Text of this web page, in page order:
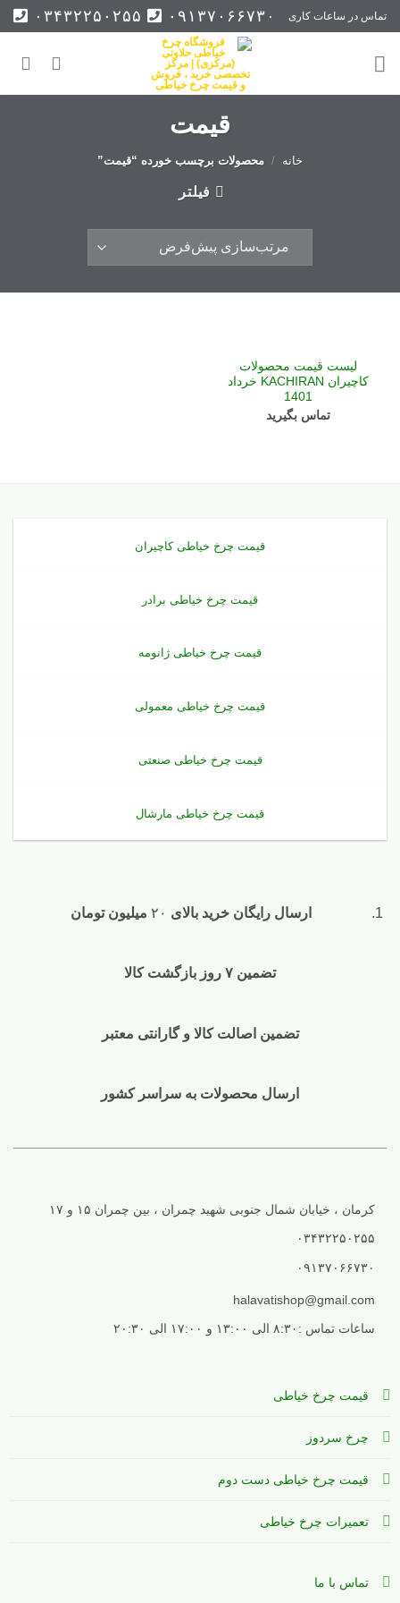
Skip
content
تماس در ساعات کاری ۰۹۱۳۷۰۶۶۷۳۰ ۰۳۴۳۲۲۵۰۲۵۵
قیمت
خانه / محصولات برچسب خورده “قیمت”
فیلتر
لیست قیمت محصولات
کاچیران KACHIRAN خرداد
1401
تماس بگیرید
قیمت چرخ خیاطی کاچیران
قیمت چرخ خیاطی برادر
قیمت چرخ خیاطی ژانومه
قیمت چرخ خیاطی معمولی
قیمت چرخ خیاطی صنعتی
قیمت چرخ خیاطی مارشال
ارسال رایگان خرید بالای میلیون تومان
تضمین ۷ روز بازگشت کالا
تضمین اصالت کالا و گارانتی معتبر
ارسال محصولات به سراسر کشور
کرمان ، خیابان شمال جنوبی شهید چمران ، بین چمران ۱۵ و ۱۷
۰۳۴۳۲۲۵۰۲۵۵
۰۹۱۳۷۰۶۶۷۳۰
halavatishop@gmail.com
ساعات تماس :۸:۳۰ الی ۱۳:۰۰ و ۱۷:۰۰ الی ۲۰:۳۰
قیمت چرخ خیاطی
چرخ سردوز
قیمت چرخ خیاطی دست دوم
تعمیرات چرخ خیاطی
تماس با ما